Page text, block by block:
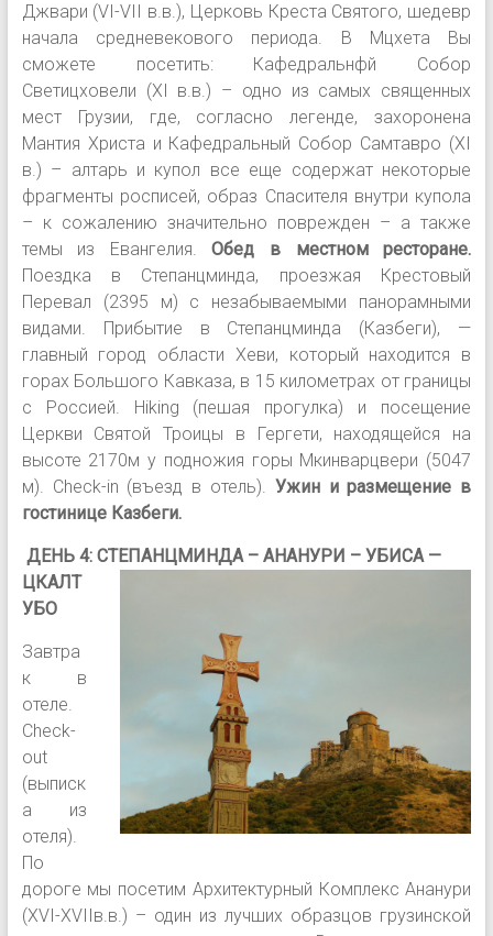
Джвари (VI-VII в.в.), Церковь Креста Святого, шедевр
начала средневекового периода. В Мцхета Вы
сможете посетить: Кафедральнфй Собор
Светицховели (XI в.в.) – одно из самых священных
мест Грузии, где, согласно легенде, захоронена
Мантия Христа и Кафедральный Собор Самтавро (XI
в.) – алтарь и купол все еще содержат некоторые
фрагменты росписей, образ Спасителя внутри купола
– к сожалению значительно поврежден – а также
темы из Евангелия.Обед в местном ресторане.
Поездка в Степанцминда, проезжая Крестовый
Перевал (2395 м) с незабываемыми панорамными
видами. Прибытие в Степанцминда (Казбеги), —
главный город области Хеви, который находится в
горах Большого Кавказа, в 15 километрах от границы
с Россией. Hiking (пешая прогулка) и посещение
Церкви Святой Троицы в Гергети, находящейся на
высоте 2170м у подножия горы Мкинварцвери (5047
м). Сheck-in (въезд в отель). Ужин и размещение в
гостинице Казбеги.
ДЕНЬ 4:СТЕПАНЦМИНДА – АНАНУРИ – УБИСА —
ЦКАЛТ
УБО
Завтра
к в
отеле.
Сheck-
out
(выписк
а из
отеля).
По
дороге мы посетим Архитектурный Комплекс Ананури
(XVI-XVIIв.в.) – один из лучших образцов грузинской